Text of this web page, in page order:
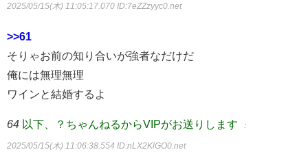
2025/05/15(木) 11:05:17.070 ID:7eZZzyyc0.net
>>61
そりゃお前の知り合いが強者なだけだ
俺には無理無理
ワインと結婚するよ
64 以下、？ちゃんねるからVIPがお送りします ：
2025/05/15(木) 11:06:38.554 ID:nLX2KlGO0.net